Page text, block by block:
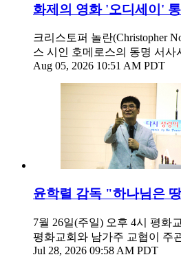
화제의 영화 '오디세이'
크리스토퍼 놀란(Christopher
스 시인 호메로스의 동명 서
Aug 05, 2026 10:51 AM PDT
윤학렬 감독 "하나님은
7월 26일(주일) 오후 4시 평화
평화교회와 남가주 교협이 주
Jul 28, 2026 09:58 AM PDT